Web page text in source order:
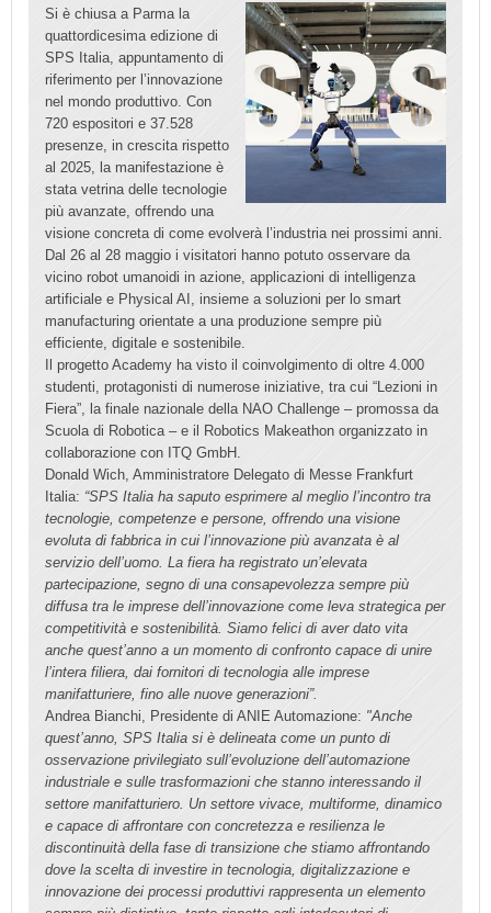
Si è chiusa a Parma la
quattordicesima edizione di
SPS Italia, appuntamento di
riferimento per l’innovazione
nel mondo produttivo. Con
720 espositori e 37.528
presenze, in crescita rispetto
al 2025, la manifestazione è
stata vetrina delle tecnologie
più avanzate, offrendo una
visione concreta di come evolverà l’industria nei prossimi anni.
Dal 26 al 28 maggio i visitatori hanno potuto osservare da
vicino robot umanoidi in azione, applicazioni di intelligenza
artificiale e Physical AI, insieme a soluzioni per lo smart
manufacturing orientate a una produzione sempre più
efficiente, digitale e sostenibile.
Il progetto Academy ha visto il coinvolgimento di oltre 4.000
studenti, protagonisti di numerose iniziative, tra cui “Lezioni in
Fiera”, la finale nazionale della NAO Challenge – promossa da
Scuola di Robotica – e il Robotics Makeathon organizzato in
collaborazione con ITQ GmbH.
Donald Wich, Amministratore Delegato di Messe Frankfurt
Italia: “SPS Italia ha saputo esprimere al meglio l’incontro tra
tecnologie, competenze e persone, offrendo una visione
evoluta di fabbrica in cui l’innovazione più avanzata è al
servizio dell’uomo. La fiera ha registrato un’elevata
partecipazione, segno di una consapevolezza sempre più
diffusa tra le imprese dell’innovazione come leva strategica per
competitività e sostenibilità. Siamo felici di aver dato vita
anche quest’anno a un momento di confronto capace di unire
l’intera filiera, dai fornitori di tecnologia alle imprese
manifatturiere, fino alle nuove generazioni”.
Andrea Bianchi, Presidente di ANIE Automazione: "Anche
quest’anno, SPS Italia si è delineata come un punto di
osservazione privilegiato sull’evoluzione dell’automazione
industriale e sulle trasformazioni che stanno interessando il
settore manifatturiero. Un settore vivace, multiforme, dinamico
e capace di affrontare con concretezza e resilienza le
discontinuità della fase di transizione che stiamo affrontando
dove la scelta di investire in tecnologia, digitalizzazione e
innovazione dei processi produttivi rappresenta un elemento